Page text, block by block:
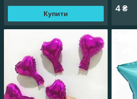
Купити
4 ₴